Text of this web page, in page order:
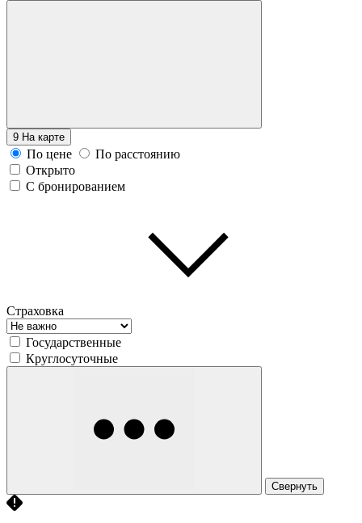
9 На карте
По цене
По расстоянию
Открыто
С бронированием
Страховка
Государственные
Круглосуточные
Свернуть